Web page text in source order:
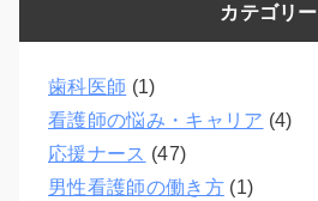
カテゴリー
歯科医師 (1)
看護師の悩み・キャリア (4)
応援ナース (47)
男性看護師の働き方(1)